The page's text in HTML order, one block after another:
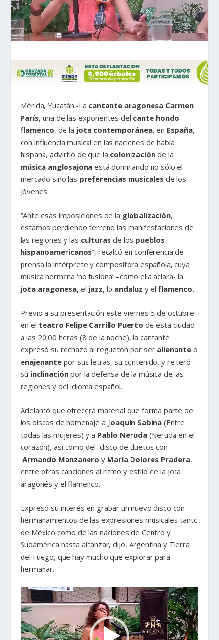
Mérida, Yucatán.-La cantante aragonesa Carmen
París, una de las exponentes del cante hondo
flamenco, de la jota contemporánea, en España,
con influencia musical en las naciones de habla
hispana, advirtió de que la colonización de la
música anglosajona está dominando no sólo el
mercado sino las preferencias musicales de los
jóvenes.
“Ante esas imposiciones de la globalización,
estamos perdiendo terreno las manifestaciones de
las regiones y las culturas de los pueblos
hispanoamericanos”, recalcó en conferencia de
prensa la intérprete y compositora española, cuya
música hermana ‘no fusiona’ –como ella aclara- la
jota aragonesa,el jazz,lo andaluzy el flamenco.
Previo a su presentación este viernes 5 de octubre
en el teatro Felipe Carrillo Puerto de esta ciudad
a las 20:00 horas (8 de la noche), la cantante
expresó su rechazo al reguetón por ser alienante o
enajenante por sus letras, su contenido, y reiteró
su inclinación por la defensa de la música de las
regiones y del idioma español.
Adelantó que ofrecerá material que forma parte de
los discos de homenaje a Joaquín Sabina(Entre
todas las mujeres) y a Pablo Neruda(Neruda en el
corazón), así como del disco de duetos con
Armando Manzanero y María Dolores Pradera,
entre otras canciones al ritmo y estilo de la jota
aragonés y el flamenco.
Expresó su interés en grabar un nuevo disco con
hermanamientos de las expresiones musicales tanto
de México como de las naciones de Centro y
Sudamérica hasta alcanzar, dijo, Argentina y Tierra
del Fuego, que hay mucho que explorar para
hermanar.
Reproductor
de
vídeo